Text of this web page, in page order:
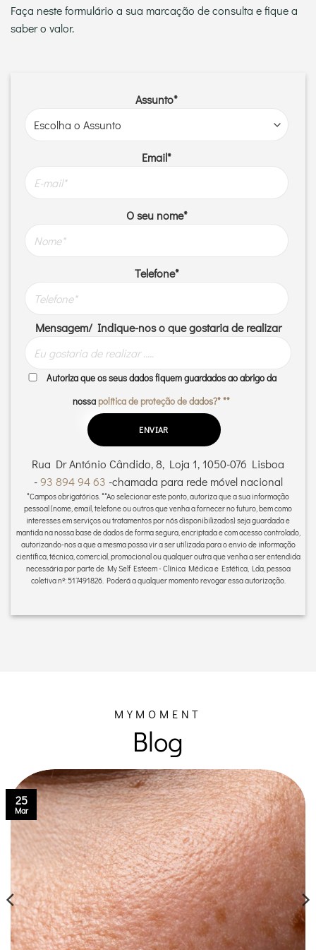
Faça neste formulário a sua marcação de consulta e fique a
saber o valor.
Assunto*
Email*
O seu nome*
Telefone*
Mensagem/ Indique-nos o que gostaria de realizar
Autoriza que os seus dados fiquem guardados ao abrigo da
nossapolítica de proteção de dados?* **
Rua Dr António Cândido, 8, Loja 1, 1050-076 Lisboa
-93 894 94 63 -chamada para rede móvel nacional
*Campos obrigatórios. **Ao selecionar este ponto, autoriza que a sua informação
pessoal (nome, email, telefone ou outros que venha a fornecer no futuro, bem como
interesses em serviços ou tratamentos por nós disponibilizados) seja guardada e
mantida na nossa base de dados de forma segura, encriptada e com acesso controlado,
autorizando-nos a que a mesma possa vir a ser utilizada para o envio de informação
científica, técnica, comercial, promocional ou qualquer outra que venha a ser entendida
necessária por parte de My Self Esteem - Clínica Médica e Estética, Lda, pessoa
coletiva nº: 517491826. Poderá a qualquer momento revogar essa autorização.
MYMOMENT
Blog
25
Mar